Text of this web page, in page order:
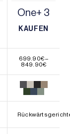
One+ 3
KAUFEN
699.90€–
849.90€
bis